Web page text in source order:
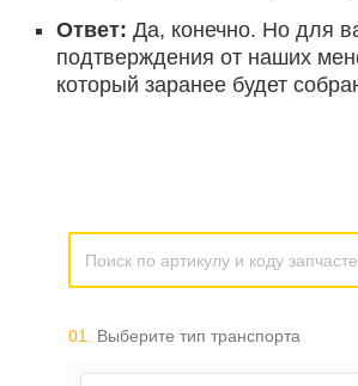
Ответ: Да, конечно. Но для
подтверждения от наших
который заранее будет
01. Выберите тип транспорта